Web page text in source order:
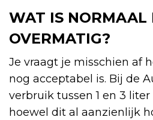
WAT IS NORMAAL
OVERMATIG?
Je vraagt je misschien af
nog acceptabel is. Bij de
verbruik tussen 1 en 3
hoewel dit al aanzienlijk